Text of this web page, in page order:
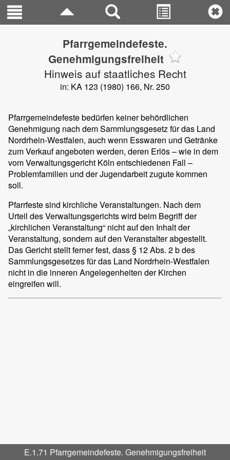
E.1.71 Pfarrgemeindefeste. Genehmigungsfreiheit
Pfarrgemeindefeste.
Genehmigungsfreiheit
Hinweis auf staatliches Recht
in: KA 123 (1980) 166, Nr. 250
Pfarrgemeindefeste bedürfen keiner behördlichen
Genehmigung nach dem Sammlungsgesetz für das Land
Nordrhein-Westfalen, auch wenn Esswaren und Getränke
zum Verkauf angeboten werden, deren Erlös – wie in dem
vom Verwaltungsgericht Köln entschiedenen Fall –
Problemfamilien und der Jugendarbeit zugute kommen
soll.
Pfarrfeste sind kirchliche Veranstaltungen. Nach dem
Urteil des Verwaltungsgerichts wird beim Begriff der
„kirchlichen Veranstaltung“ nicht auf den Inhalt der
Veranstaltung, sondern auf den Veranstalter abgestellt.
Das Gericht stellt ferner fest, dass § 12 Abs. 2 b des
Sammlungsgesetzes für das Land Nordrhein-Westfalen
nicht in die inneren Angelegenheiten der Kirchen
eingreifen will.